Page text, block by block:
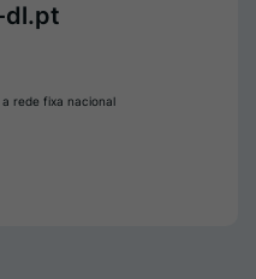
dl.pt
rede fixa nacional